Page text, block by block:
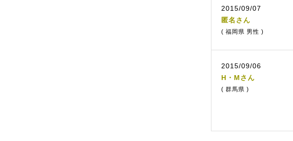
2015/09/07
匿名さん
( 福岡県 男性 )
2015/09/06
H・Mさん
( 群馬県 )